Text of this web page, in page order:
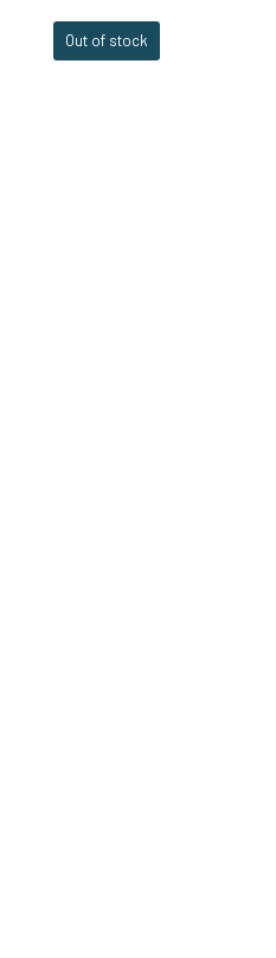
Out of stock